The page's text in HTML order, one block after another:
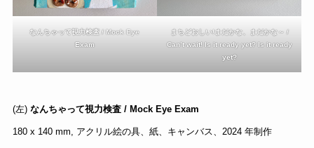
なんちゃって視力検査 / Mock Eye
Exam
まちどおしい!まだかな、まだかな～ /
Can’t wait! Is it ready yet? Is it ready
yet?
(左) なんちゃって視力検査 / Mock Eye Exam
180 x 140 mm, アクリル絵の具、紙、キャンバス、2024 年制作